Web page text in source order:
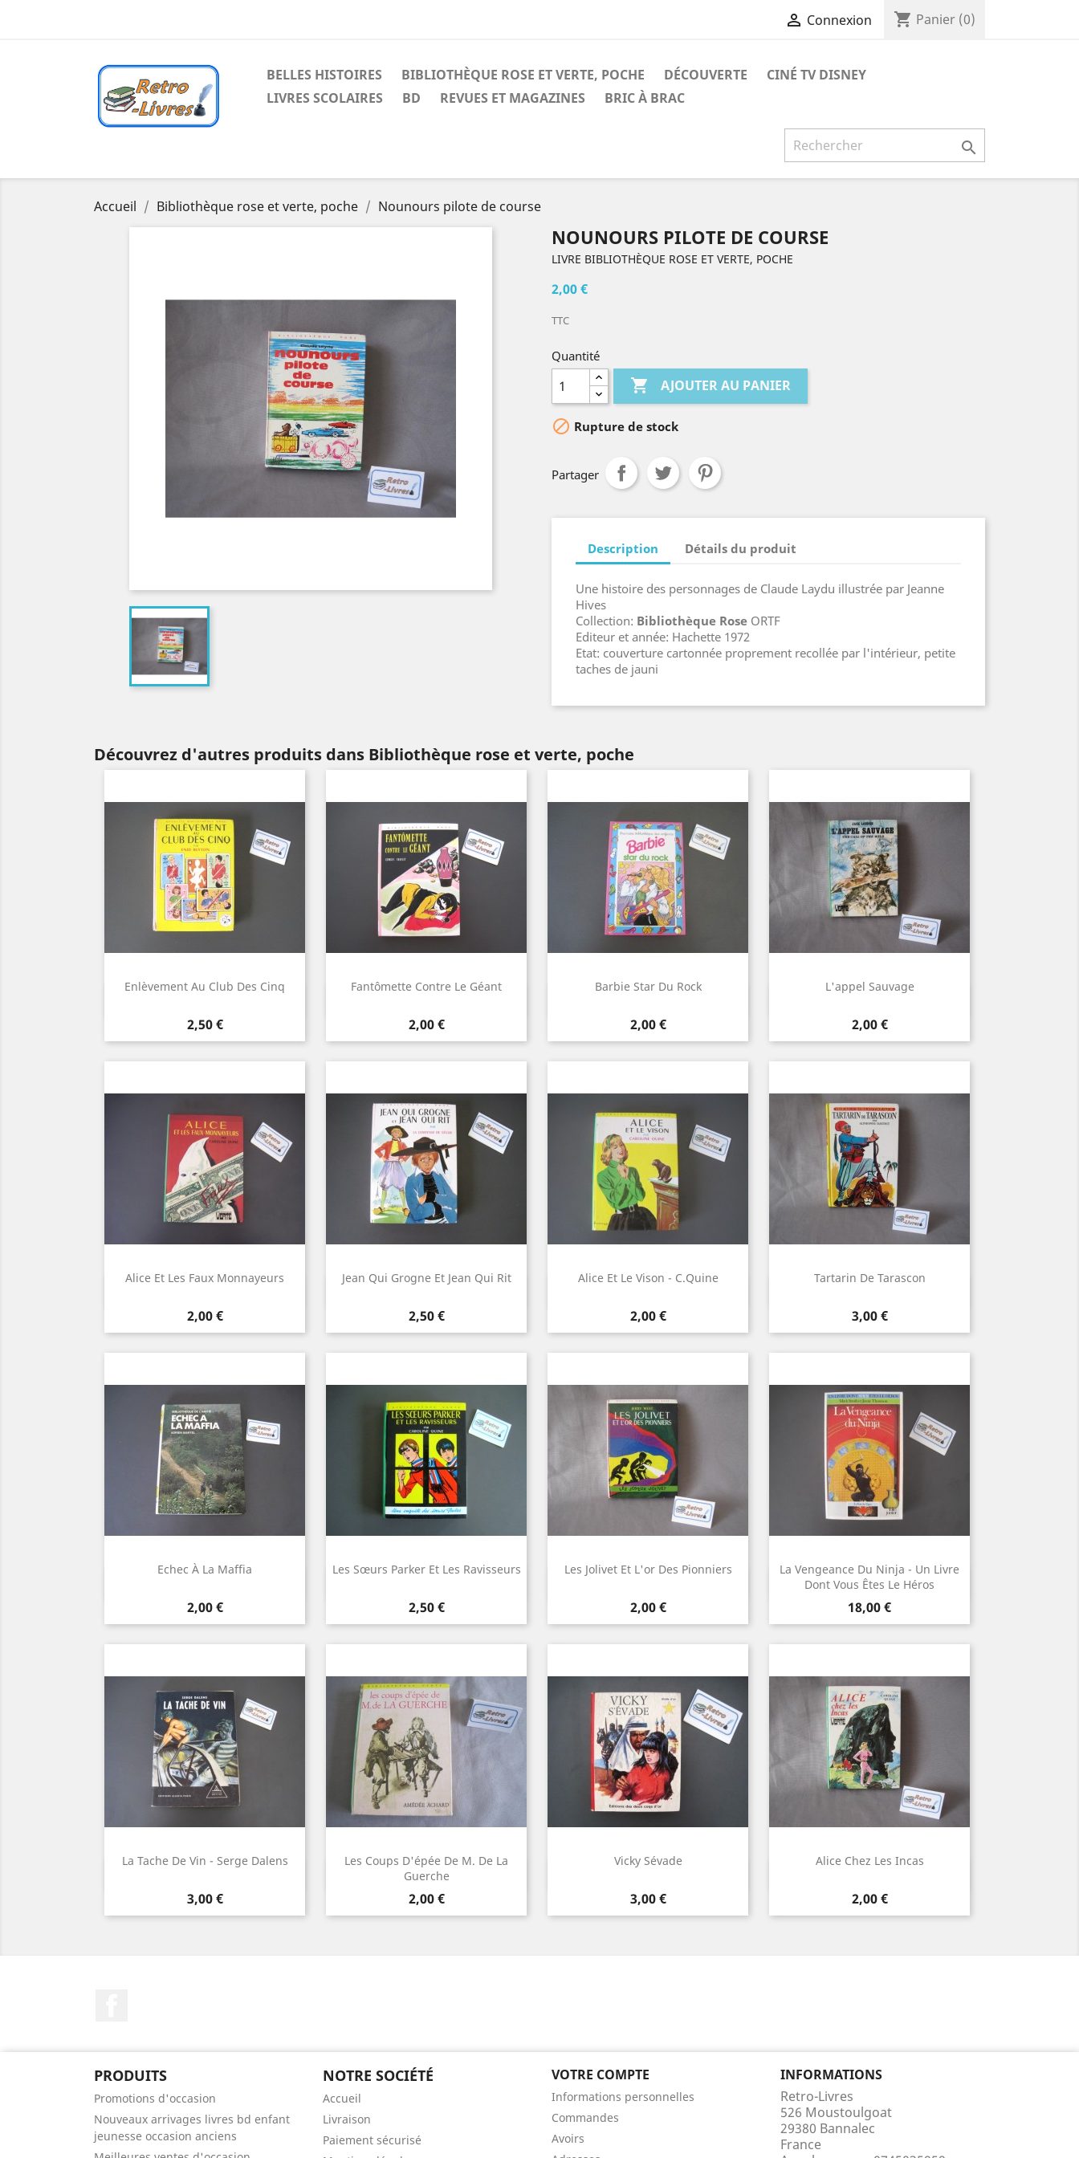
 Connexion shopping_cart Panier (0)
BELLES HISTOIRES BIBLIOTHÈQUE ROSE ET VERTE, POCHE DÉCOUVERTE
CINÉ TV DISNEY
LIVRES SCOLAIRES
BD REVUES ET MAGAZINES BRIC À BRAC

Accueil Bibliothèque rose et verte, poche Nounours pilote de course
NOUNOURS PILOTE DE COURSE
LIVRE BIBLIOTHÈQUE ROSE ET VERTE, POCHE
2,00 €
TTC
Quantité
 AJOUTER AU PANIER
 Rupture de stock
Partager
Description Détails du produit
Une histoire des personnages de Claude Laydu illustrée par Jeanne
Hives
Collection: Bibliothèque Rose ORTF
Editeur et année: Hachette 1972
Etat: couverture cartonnée proprement recollée par l'intérieur, petite
taches de jauni
Découvrez d'autres produits dans Bibliothèque rose et verte, poche
Enlèvement Au Club Des Cinq
Prix
2,50 €
Fantômette Contre Le Géant
Prix
2,00 €
Barbie Star Du Rock
Prix
2,00 €
L'appel Sauvage
Prix
2,00 €
Alice Et Les Faux Monnayeurs
Prix
2,00 €
Jean Qui Grogne Et Jean Qui Rit
Prix
2,50 €
Alice Et Le Vison - C.Quine
Prix
2,00 €
Tartarin De Tarascon
Prix
3,00 €
Echec À La Maffia
Prix
2,00 €
Les Sœurs Parker Et Les Ravisseurs
Prix
2,50 €
Les Jolivet Et L'or Des Pionniers
Prix
2,00 €
La Vengeance Du Ninja - Un Livre
Dont Vous Êtes Le Héros
Prix
18,00 €
Aperçu rapide
La Tache De Vin - Serge Dalens
Prix
3,00 €
Les Coups D'épée De M. De La
Guerche
Prix
2,00 €
Aperçu rapide
Vicky Sévade
Prix
3,00 €
Alice Chez Les Incas
Prix
2,00 €
PRODUITS
Promotions d'occasion
Nouveaux arrivages livres bd enfant
jeunesse occasion anciens
NOTRE SOCIÉTÉ
Accueil
Livraison
Paiement sécurisé
VOTRE COMPTE
Informations personnelles
Commandes
Avoirs
INFORMATIONS
Retro-Livres
526 Moustoulgoat
29380 Bannalec
France